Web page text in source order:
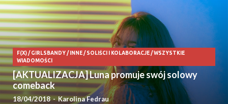
F(X)/GIRLSBANDY/ INNE/SOLIŚCI I KOLABORACJE/WSZYSTKIE
WIADOMOŚCI
[AKTUALIZACJA] Luna promuje swój solowy
comeback
18/04/2018-Karolina Fedrau